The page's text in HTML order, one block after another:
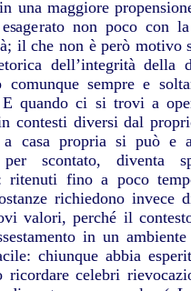
una maggiore
non poco con
il che non è però motivo
dell’integrità
comunque sempre e
quando ci si trovi a
contesti diversi dal
casa propria si può e
scontato, diventa
ritenuti fino a poco
richiedono invece
valori, perché il
in un
chiunque abbia
ricordare celebri